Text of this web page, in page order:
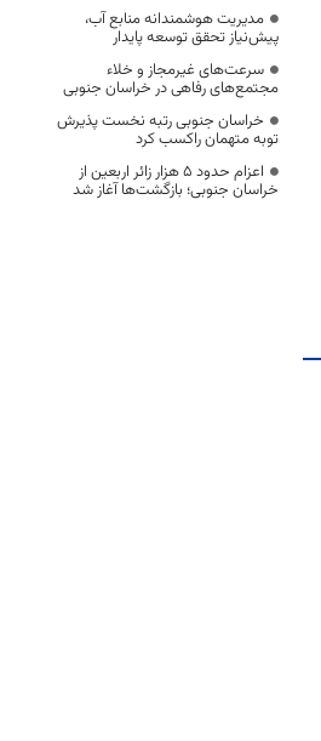
مدیریت هوشمندانه منابع آب،
پیش‌نیاز تحقق توسعه پایدار
سرعت‌های غیرمجاز و خلاء
مجتمع‌های رفاهی در خراسان جنوبی
خراسان جنوبی رتبه نخست پذیرش
توبه متهمان راکسب کرد
اعزام حدود 5 هزار زائر اربعین از
خراسان جنوبی؛ بازگشت‌ها آغاز شد